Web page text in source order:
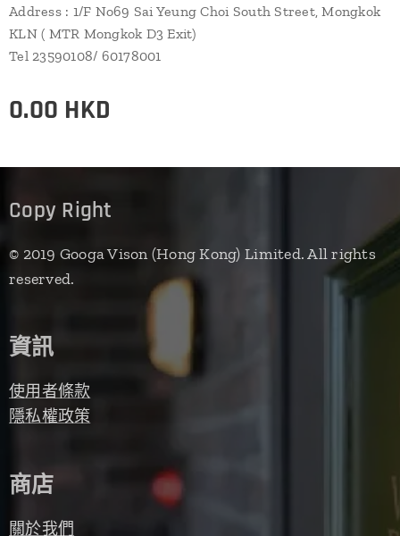
Address : 1/F No69 Sai Yeung Choi South Street, Mongkok
KLN ( MTR Mongkok D3 Exit)
Tel 23590108/ 60178001
0.00 HKD
Copy Right
© 2019 Googa Vison (Hong Kong) Limited. All rights
reserved.
資訊
使用者條款
隱私權政策
商店
關於我們